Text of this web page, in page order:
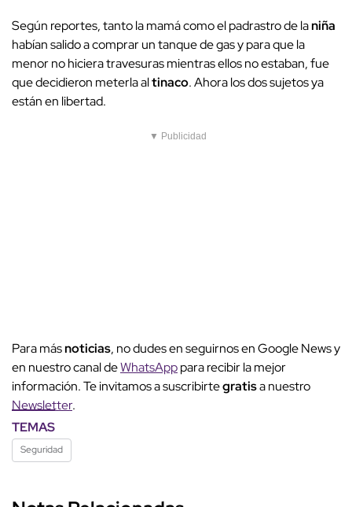
Según reportes, tanto la mamá como el padrastro de laniña
habían salido a comprar un tanque de gas y para que la
menor no hiciera travesuras mientras ellos no estaban, fue
que decidieron meterla altinaco. Ahora los dos sujetos ya
están en libertad.
▼ Publicidad
Para másnoticias, no dudes en seguirnos en Google News y
en nuestro canal deWhatsApppara recibir la mejor
información. Te invitamos a suscribirtegratisa nuestro
Newsletter.
TEMAS
Seguridad